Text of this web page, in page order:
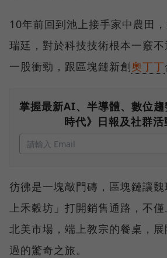
10年前回到池上接手家中農田
瑞廷，對於科技技術根本一竅
一股衝勁，跟區塊鏈新創奧丁丁
掌握最新AI、半導體、數位
時代》日報及社群活
彷彿是一塊敲門磚，區塊鏈讓
上禾穀坊」打開銷售通路，不
北美市場，端上教宗的餐桌，
過的驚奇之旅。